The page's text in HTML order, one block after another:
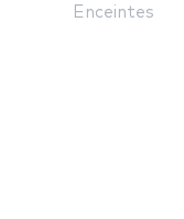
Enceintes